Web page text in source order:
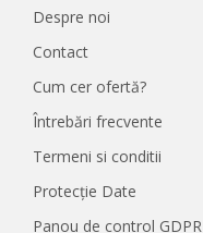
Despre noi
Contact
Cum cer ofertă?
Întrebări frecvente
Termeni si conditii
Protecție Date
Panou de control GDPR